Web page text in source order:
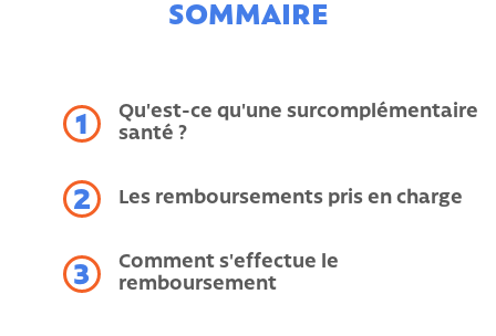
SOMMAIRE
1
Qu'est-ce qu'une surcomplémentaire
santé ?
2 Les remboursements pris en charge
3
Comment s'effectue le
remboursement